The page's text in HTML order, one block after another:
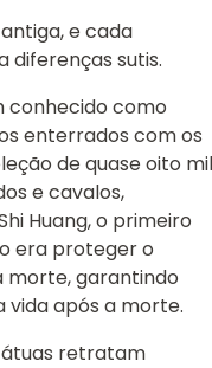
e cada
sutis.
conhecido como
enterrados com os
de quase oito mil
e cavalos,
Huang, o primeiro
era proteger o
morte, garantindo
vida após a morte.
retratam